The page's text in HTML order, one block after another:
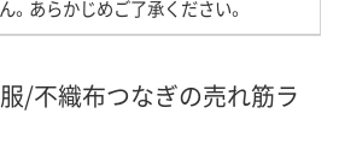
。あらかじめご了承ください。
/不織布つなぎの売れ筋ラ